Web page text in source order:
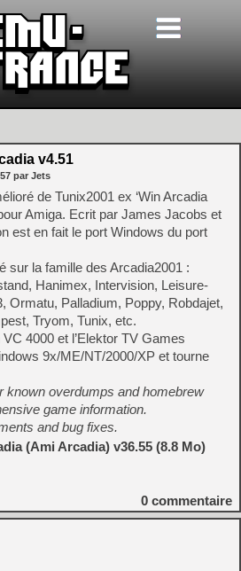
v4.51
par Jets
de Tunix2001 ex ‘Win Arcadia
Amiga. Ecrit par James Jacobs et
est en fait le port Windows du port
sur la famille des Arcadia2001 :
Hanimex, Intervision, Leisure-
Ormatu, Palladium, Poppy, Robdajet,
Tryom, Tunix, etc.
4000 et l’Elektor TV Games
9x/ME/NT/2000/XP et tourne
known overdumps and homebrew
game information.
and bug fixes.
(Ami Arcadia) v36.55 (8.8 Mo)
0 commentaire